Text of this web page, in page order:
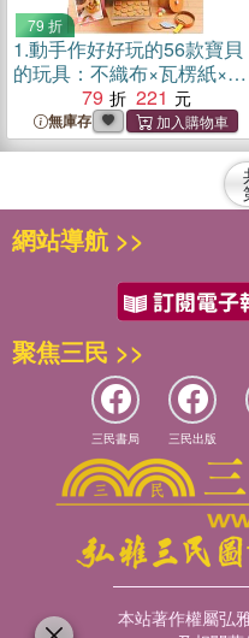
79 折
1.動手作好好玩的56款寶貝
的玩具：不織布×瓦楞紙×零
碼布生活素材大變身！
79 221
無庫存
網站導航 >>
聚焦三民 >>
三民書局 三民出版
本站著作權屬弘